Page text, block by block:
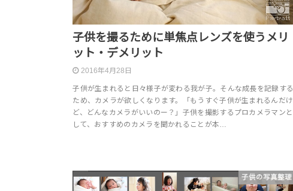
子供を撮るために単焦点レンズを使うメリ
ット・デメリット
2016年4月28日
子供が生まれると日々様子が変わる我が子。そんな成長を記録する
ため、カメラが欲しくなります。「もうすぐ子供が生まれるんだけ
ど、どんなカメラがいいのー？」子供を撮影するプロカメラマンと
して、おすすめのカメラを聞かれることが本…
子供の写真整理